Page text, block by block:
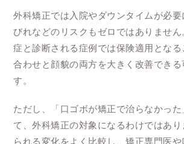
外科矯正では入院やダウンタイムが必
びれなどのリスクもゼロではありませ
症と診断される症例では保険適用とな
合わせと顔貌の両方を大きく改善できる
す。
ただし、「口ゴボが矯正で治らなかっ
て、外科矯正の対象になるわけではあ
られる変化をよく比較し、矯正専門医